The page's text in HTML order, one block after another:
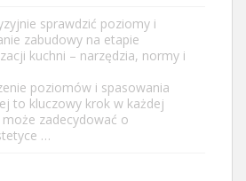
sprawdzić poziomy i
zabudowy na etapie
kuchni – narzędzia, normy i
poziomów i spasowania
to kluczowy krok w każdej
zadecydować o
…